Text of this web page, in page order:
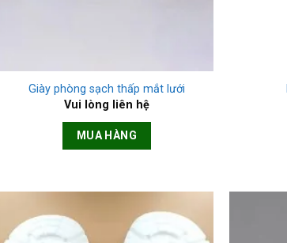
Giày phòng sạch thấp mắt lưới
Vui lòng liên hệ
MUA HÀNG